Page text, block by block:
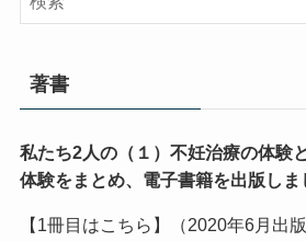
著書
私たち2人の（１）不妊治療の体験
体験をまとめ、電子書籍を出版しま
【1冊目はこちら】（2020年6月出版